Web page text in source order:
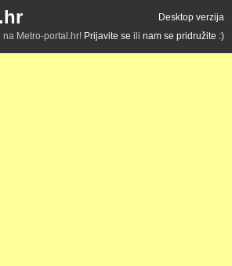
Desktop verzija
na Metro-portal.hr! Prijavite se ili nam se pridružite :)